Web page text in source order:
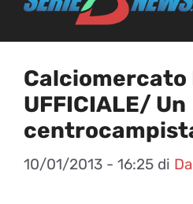
Calciomercato
UFFICIALE/ Un
10/01/2013 - 16:25 di